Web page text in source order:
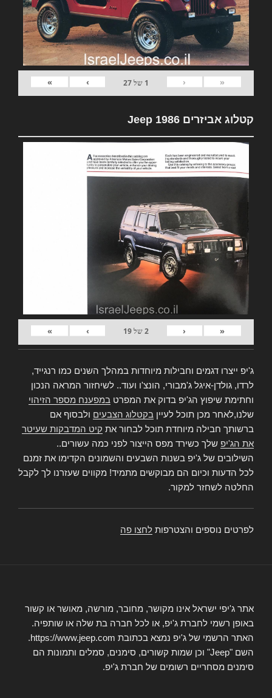
«
‹
1 של27
›
»
קטלוג אביזרים Jeep 1986
«
‹
2של19
›
»
ג'יפ ייצרו דגמים וחבילות מיוחדות במהלך השנים כמו רנגייד,
לרדו, גולדן-איגל ג'מבורי, הונצ'ו ועוד.. לשיחזור המראה הנכון
וחתימת שיפוץ הג'יפ בדוק את המפרט במפענח מספר הזיהוי
שלנו,לאחר מכן תוכל לעיין בקטלוג הצבעים ולבסוף אם
ברשותך חבילה מיוחדת תוכל לבחור את קיט המדבקות שעיטר
את הג'יפ שלך כשירד מפס הייצור לפני כמה עשורים..
השילובים של ג'יפ בשנות השבעים והשמונים הקדימו את זמנם
לכל הדעות וכיום הם מבוקשים מתמיד! מקווים שעזרנו לך לקבל
החלטה לשחזר למקור.
לפרטים נוספים והצטרפות לחצו פה
אתר ג'יפי ישראל אינו מקושר, מחובר, מורשה, מאושר או קשור
באופן רשמי לחברת ג'יפ, או לכל חברה בת שלה או שותפיה.
האתר הרשמי של ג'יפ נמצא בכתובת https://www.jeep.com.
השם "Jeep" וכן שמות קשורים, סימנים, סמלים ותמונות הם
סימנים מסחריים רשומים של חברת ג'יפ.